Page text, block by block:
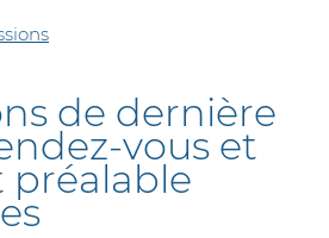
de dernière
vous et
préalable